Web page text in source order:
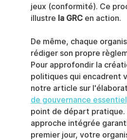
jeux (conformité). Ce
illustre la GRC en action.
De même, chaque
rédiger son propre
Pour approfondir la
politiques qui encadrent
notre article sur
de gouvernance essentiel
point de départ
approche intégrée
premier jour, votre